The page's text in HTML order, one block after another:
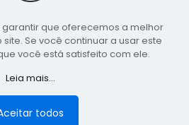
Assessoria de Comunicação da
São Bento do Una - PE
pela agência de
- Agência Digital
que oferecemos a melhor
Se você continuar a usar este
você está satisfeito com ele.
Leia mais...
todos